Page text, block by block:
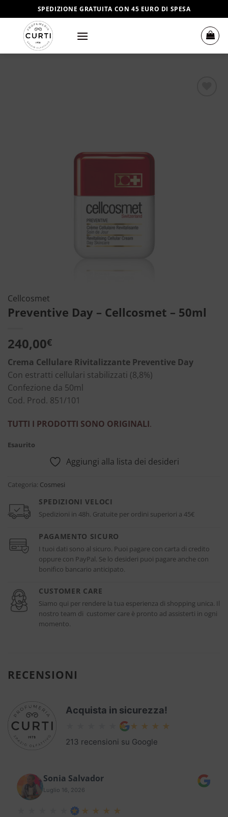
ai
contenuti
SPEDIZIONE GRATUITA CON 45 EURO DI SPESA
Cellcosmet
Preventive Day – Cellcosmet – 50ml
240,00€
Crema Cellulare Rivitalizzante Preventive Day
Con estratti cellulari stabilizzati (8,8%)
Confezione da 50ml
Cod. Prod. 851/101
TUTTI I PRODOTTI SONO ORIGINALI.
Esaurito
Aggiungi alla lista dei desideri
Categoria: Cosmesi
SPEDIZIONI VELOCI
Spedizioni in 48h. Gratuite per ordini superiori a 45€
PAGAMENTO SICURO
I tuoi dati sono al sicuro. Puoi pagare con carta di credito
oppure con PayPal. Se lo desideri puoi pagare anche con
bonifico bancario anticipato.
CUSTOMER CARE
Siamo qui per rendere la tua esperienza di shopping unica. Il
nostro team di customer care è pronto ad assisterti in ogni
momento.
RECENSIONI
Acquista in sicurezza!
213 recensioni su Google
Sonia Salvador
Luglio 16, 2026